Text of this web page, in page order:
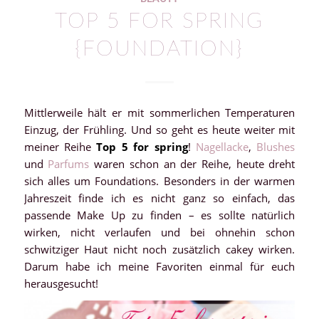
TOP 5 FOR SPRING
{FOUNDATION}
Mittlerweile hält er mit sommerlichen Temperaturen
Einzug, der Frühling. Und so geht es heute weiter mit
meiner ReiheTop 5 for spring! Nagellacke, Blushes
und Parfumswaren schon an der Reihe, heute dreht
sich alles um Foundations. Besonders in der warmen
Jahreszeit finde ich es nicht ganz so einfach, das
passende Make Up zu finden – es sollte natürlich
wirken, nicht verlaufen und bei ohnehin schon
schwitziger Haut nicht noch zusätzlich cakey wirken.
Darum habe ich meine Favoriten einmal für euch
herausgesucht!